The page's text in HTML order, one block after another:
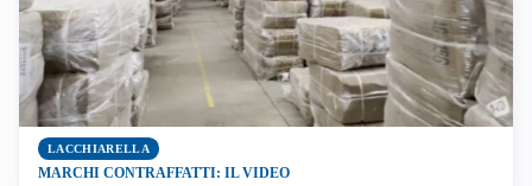
LACCHIARELLA
MARCHI CONTRAFFATTI: IL VIDEO